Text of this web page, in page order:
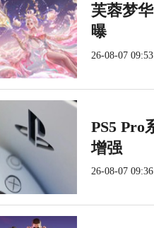
芙蓉梦
曝
26-08-07
PS5 Pro
增强
26-08-07